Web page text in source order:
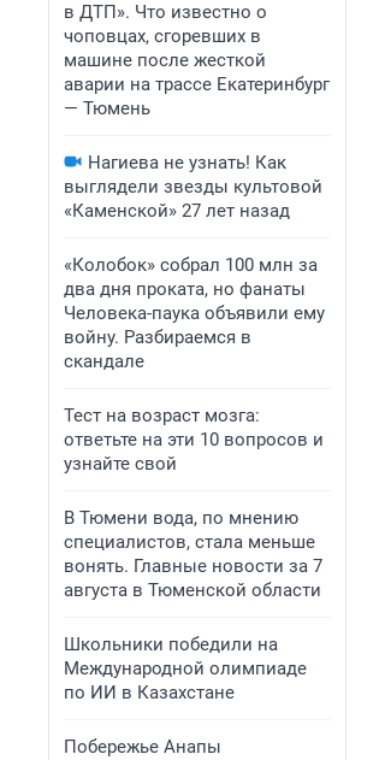
в ДТП». Что известно о
чоповцах, сгоревших в
машине после жесткой
аварии на трассе Екатеринбург
— Тюмень
Нагиева не узнать! Как
выглядели звезды культовой
«Каменской» 27 лет назад
«Колобок» собрал 100 млн за
два дня проката, но фанаты
Человека-паука объявили ему
войну. Разбираемся в
скандале
Тест на возраст мозга:
ответьте на эти 10 вопросов и
узнайте свой
В Тюмени вода, по мнению
специалистов, стала меньше
вонять. Главные новости за 7
августа в Тюменской области
Школьники победили на
Международной олимпиаде
по ИИ в Казахстане
Побережье Анапы